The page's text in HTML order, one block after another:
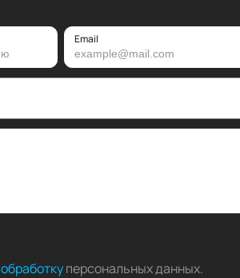
Email
обработку персональных данных.